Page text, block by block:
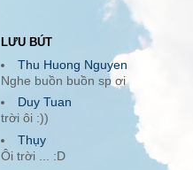
LƯU BÚT
Thu Huong Nguyen
Nghe buồn buồn sp ơi
Duy Tuan
trời ôi :))
Thụy
Ôi trời ... :D